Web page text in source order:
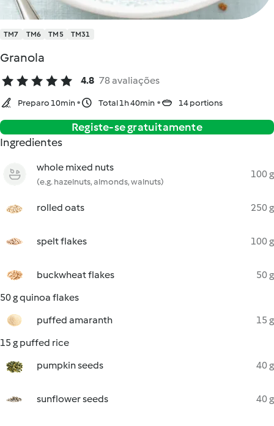
TM7 TM6 TM5 TM31
Granola
4.8 78 avaliações
Preparo 10min Total 1h 40min 14 portions
Registe-se gratuitamente
Ingredientes
whole mixed nuts
(e.g. hazelnuts, almonds, walnuts)
100 g
rolled oats 250 g
spelt flakes 100 g
buckwheat flakes
50 g
50 g quinoa flakes
puffed amaranth
15 g
15 g puffed rice
pumpkin seeds
40 g
sunflower seeds 40 g